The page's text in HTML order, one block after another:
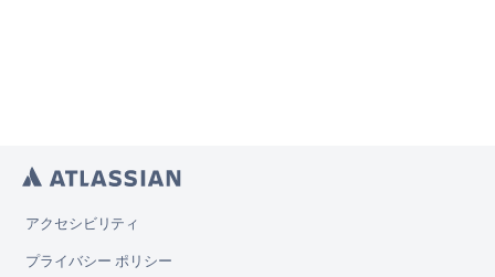
アクセシビリティ
プライバシー ポリシー